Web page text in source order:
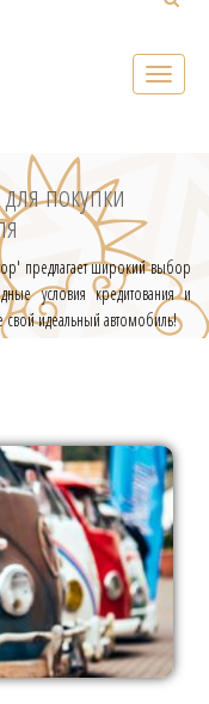
покупки
предлагает широкий выбор
условия кредитования и
идеальный автомобиль!